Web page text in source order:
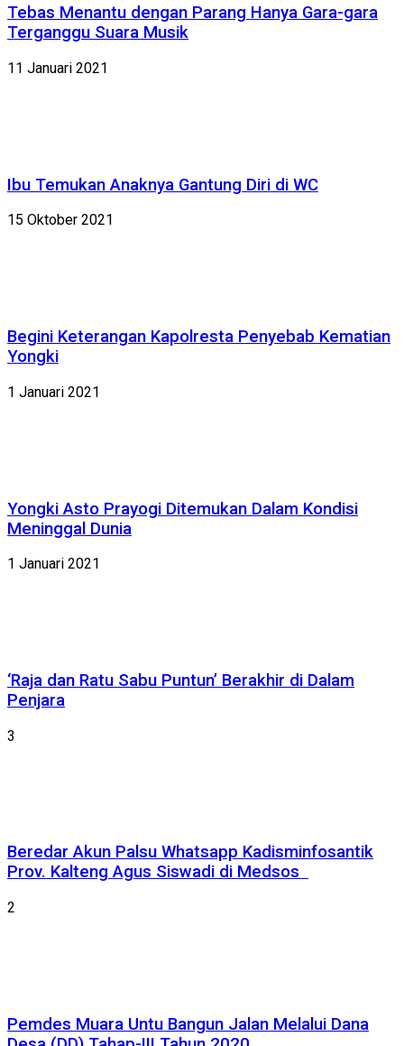
Tebas Menantu dengan Parang Hanya Gara-gara
Terganggu Suara Musik
11 Januari 2021
Ibu Temukan Anaknya Gantung Diri di WC
15 Oktober 2021
Begini Keterangan Kapolresta Penyebab Kematian
Yongki
1 Januari 2021
Yongki Asto Prayogi Ditemukan Dalam Kondisi
Meninggal Dunia
1 Januari 2021
‘Raja dan Ratu Sabu Puntun’ Berakhir di Dalam
Penjara
3
Beredar Akun Palsu Whatsapp Kadisminfosantik
Prov. Kalteng Agus Siswadi di Medsos
2
Pemdes Muara Untu Bangun Jalan Melalui Dana